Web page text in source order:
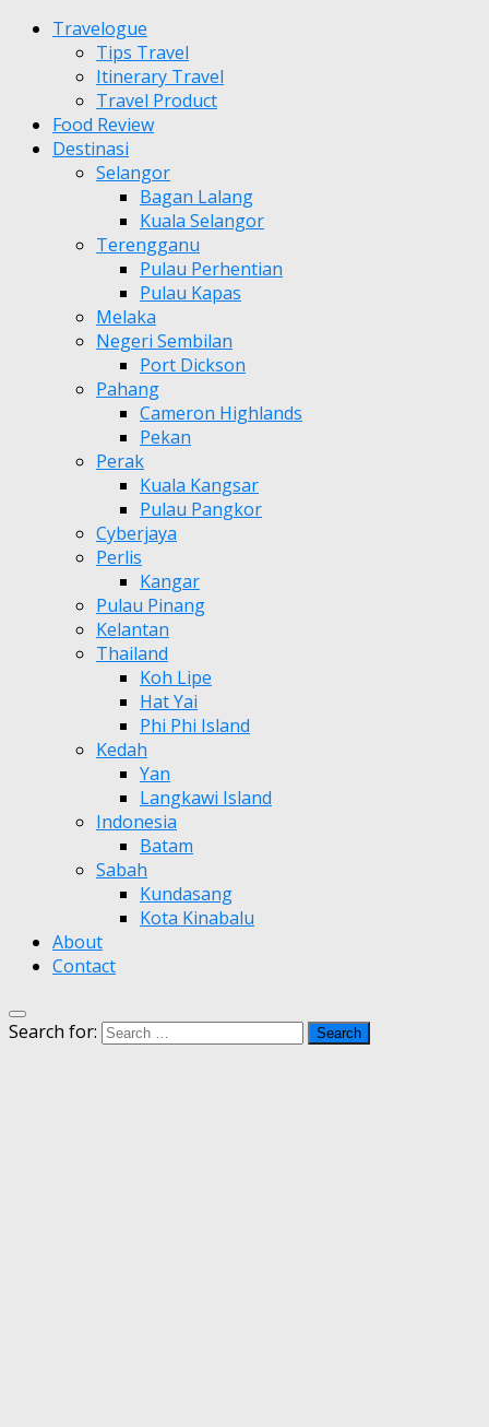
Travelogue
Tips Travel
Itinerary Travel
Travel Product
Food Review
Destinasi
Selangor
Bagan Lalang
Kuala Selangor
Terengganu
Pulau Perhentian
Pulau Kapas
Melaka
Negeri Sembilan
Port Dickson
Pahang
Cameron Highlands
Pekan
Perak
Kuala Kangsar
Pulau Pangkor
Cyberjaya
Perlis
Kangar
Pulau Pinang
Kelantan
Thailand
Koh Lipe
Hat Yai
Phi Phi Island
Kedah
Yan
Langkawi Island
Indonesia
Batam
Sabah
Kundasang
Kota Kinabalu
About
Contact
Search for: